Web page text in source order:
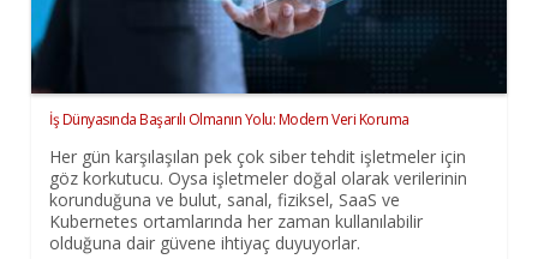
İş Dünyasında Başarılı Olmanın Yolu: Modern Veri Koruma
Her gün karşılaşılan pek çok siber tehdit işletmeler için
göz korkutucu. Oysa işletmeler doğal olarak verilerinin
korunduğuna ve bulut, sanal, fiziksel, SaaS ve
Kubernetes ortamlarında her zaman kullanılabilir
olduğuna dair güvene ihtiyaç duyuyorlar.